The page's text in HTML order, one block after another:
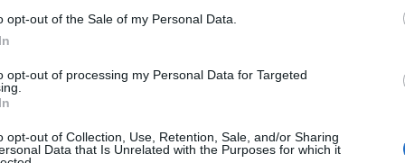
opt-out of the Sale of my Personal Data.
opt-out of processing my Personal Data for Targeted
opt-out of Collection, Use, Retention, Sale, and/or Sharing
Data that Is Unrelated with the Purposes for which it